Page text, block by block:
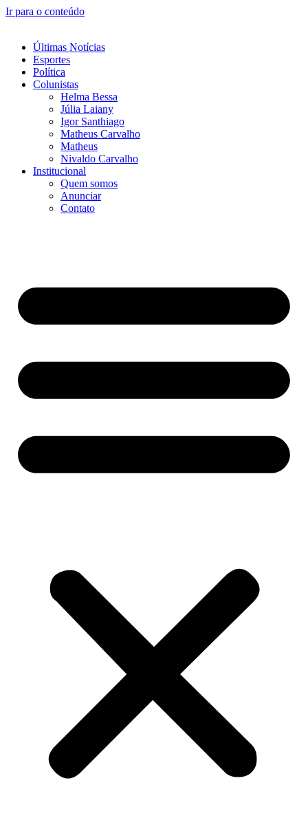
Ir para o conteúdo
Últimas Notícias
Esportes
Política
Colunistas
Helma Bessa
Júlia Laiany
Igor Santhiago
Matheus Carvalho
Matheus
Nivaldo Carvalho
Institucional
Quem somos
Anunciar
Contato